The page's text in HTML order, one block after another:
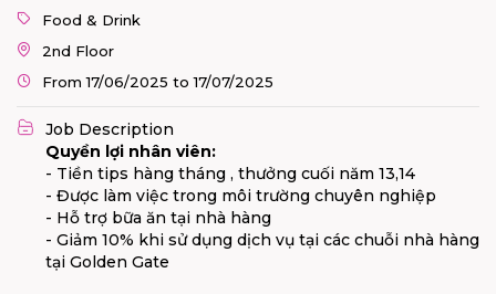
Food & Drink
2nd Floor
From 17/06/2025 to 17/07/2025
Job Description
Quyền lợi nhân viên:
- Tiền tips hàng tháng , thưởng cuối năm 13,14
- Được làm việc trong môi trường chuyên nghiệp
- Hỗ trợ bữa ăn tại nhà hàng
- Giảm 10% khi sử dụng dịch vụ tại các chuỗi nhà hàng
tại Golden Gate